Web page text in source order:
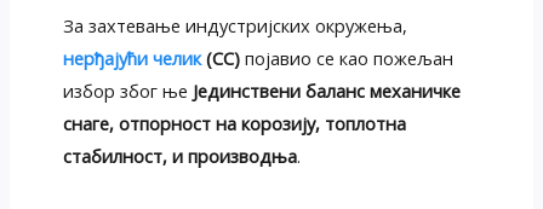
За захтевање индустријских окружења,
нерђајући челик(СС)појавио се као пожељан
избор због ње Јединствени баланс механичке
снаге, отпорност на корозију, топлотна
стабилност, и производња.